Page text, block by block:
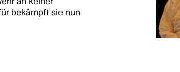
bekämpft sie nun